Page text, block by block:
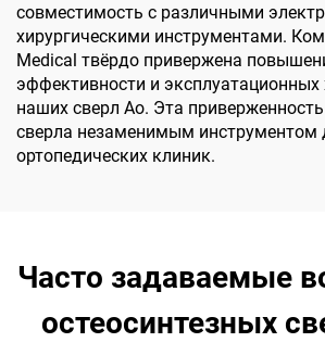
совместимость с различными
хирургическими инструментами.
Medical твёрдо привержена
эффективности и эксплуатационных
наших сверл Ao. Эта
сверла незаменимым инструментом
ортопедических клиник.
Часто задаваемые
остеосинтезных